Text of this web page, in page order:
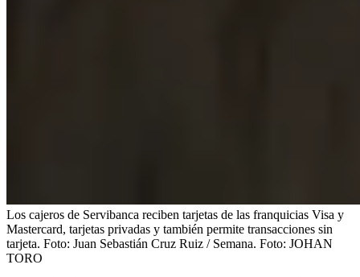
Los cajeros de Servibanca reciben tarjetas de las franquicias Visa y
Mastercard, tarjetas privadas y también permite transacciones sin
tarjeta. Foto: Juan Sebastián Cruz Ruiz / Semana. Foto: JOHAN
TORO